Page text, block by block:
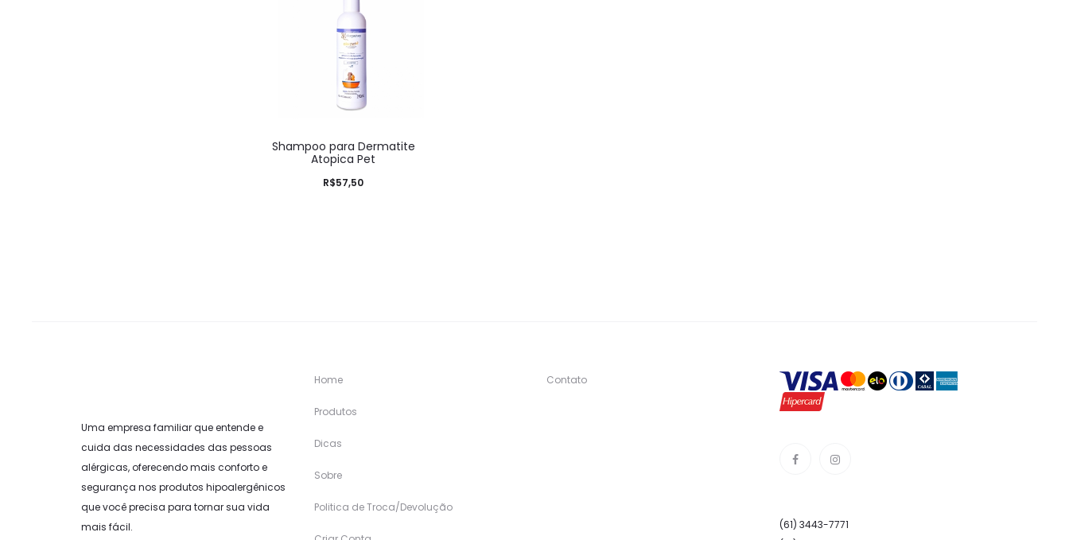
Shampoo para Dermatite
Atopica Pet
R$57,50
Uma empresa familiar que entende e
cuida das necessidades das pessoas
alérgicas, oferecendo mais conforto e
segurança nos produtos hipoalergênicos
que você precisa para tornar sua vida
mais fácil.
Home
Produtos
Dicas
Sobre
Politica de Troca/Devolução
Contato
(61) 3443-7771